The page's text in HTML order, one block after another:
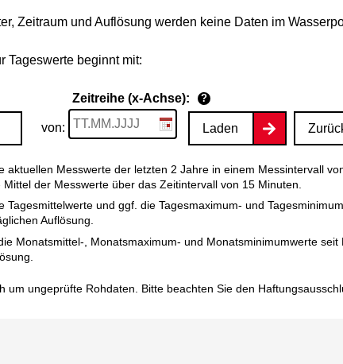
Zeitraum und Auflösung werden keine Daten im
Tageswerte beginnt mit:
Zeitreihe (x-Achse): ?
von: Laden
aktuellen Messwerte der letzten 2 Jahre in einem Messintervall
der Messwerte über das Zeitintervall von 15 Minuten.
Tagesmittelwerte und ggf. die Tagesmaximum- und
Auflösung.
Monatsmittel-, Monatsmaximum- und Monatsminimumwerte seit
um ungeprüfte Rohdaten. Bitte beachten Sie den